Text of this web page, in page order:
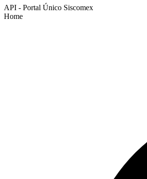
API - Portal Único Siscomex
Home